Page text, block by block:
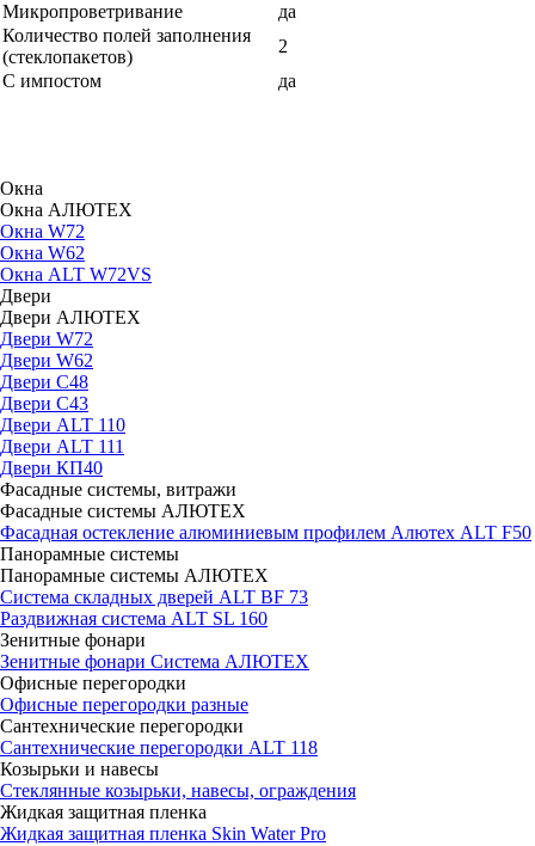
Микропроветривание
да
Количество полей заполнения
(стеклопакетов)
2
С импостом
да
Окна
Окна АЛЮТЕХ
Окна W72
Окна W62
Окна ALT W72VS
Двери
Двери АЛЮТЕХ
Двери W72
Двери W62
Двери C48
Двери С43
Двери ALT 110
Двери ALT 111
Двери КП40
Фасадные системы, витражи
Фасадные системы АЛЮТЕХ
Фасадная остекление алюминиевым профилем Алютех ALT F50
Панорамные системы
Панорамные системы АЛЮТЕХ
Система складных дверей ALT BF 73
Раздвижная система ALT SL 160
Зенитные фонари
Зенитные фонари Система АЛЮТЕХ
Офисные перегородки
Офисные перегородки разные
Сантехнические перегородки
Сантехнические перегородки ALT 118
Козырьки и навесы
Стеклянные козырьки, навесы, ограждения
Жидкая защитная пленка
Жидкая защитная пленка Skin Water Pro